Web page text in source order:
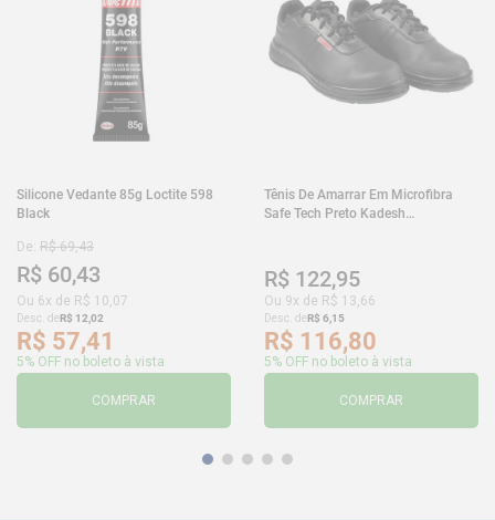
Silicone Vedante 85g Loctite 598
Black
De: R$ 69,43
R$ 60,43
Ou 6x de R$ 10,07
Desc. deR$ 12,02
R$ 57,41
5% OFF no boleto à vista
COMPRAR
Tênis De Amarrar Em Microfibra
Safe Tech Preto Kadesh
R$ 122,95
Ou 9x de R$ 13,66
Desc. deR$ 6,15
R$ 116,80
5% OFF no boleto à vista
COMPRAR